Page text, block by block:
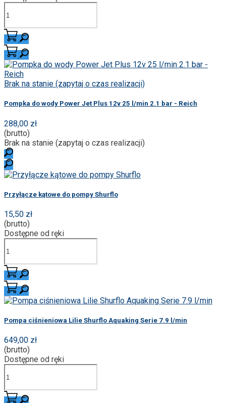
Brak na stanie (zapytaj o czas realizacji)
Pompka do wody Power Jet Plus 12v 25 l/min 2.1 bar - Reich
288,00 zł
(brutto)
Brak na stanie (zapytaj o czas realizacji)
Przyłącze kątowe do pompy Shurflo
15,50 zł
(brutto)
Dostępne od ręki
Pompa ciśnieniowa Lilie Shurflo Aquaking Serie 7.9 l/min
649,00 zł
(brutto)
Dostępne od ręki